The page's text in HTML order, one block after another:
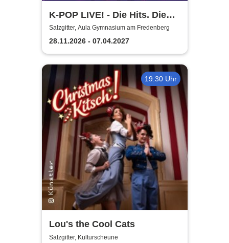
K-POP LIVE! - Die Hits. Die
Moves. Die Show.
Salzgitter, Aula Gymnasium am Fredenberg
28.11.2026 - 07.04.2027
19:30 Uhr
Lou's the Cool Cats
Salzgitter, Kulturscheune